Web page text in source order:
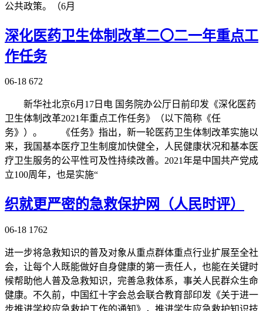
公共政策。（6月
深化医药卫生体制改革二〇二一年重点工
作任务
06-18 672
新华社北京6月17日电 国务院办公厅日前印发《深化医药
卫生体制改革2021年重点工作任务》（以下简称《任
务》）。 《任务》指出，新一轮医药卫生体制改革实施以
来，我国基本医疗卫生制度加快健全，人民健康状况和基本医
疗卫生服务的公平性可及性持续改善。2021年是中国共产党成
立100周年，也是实施“
织就更严密的急救保护网（人民时评）
06-18 1762
进一步将急救知识的普及对象从重点群体重点行业扩展至全社
会，让每个人既能做好自身健康的第一责任人，也能在关键时
候帮助他人普及急救知识，完善急救体系，事关人民群众生命
健康。不久前，中国红十字会总会联合教育部印发《关于进一